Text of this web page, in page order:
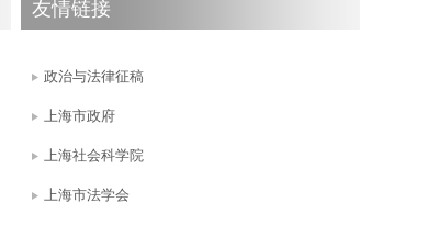
友情链接
政治与法律征稿
上海市政府
上海社会科学院
上海市法学会